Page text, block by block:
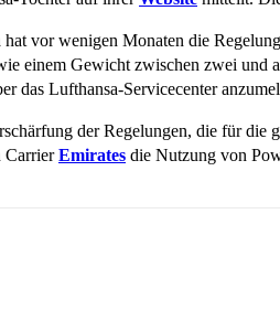
vor wenigen Monaten die
einem Gewicht zwischen zwei und
das Lufthansa-Servicecenter
der Regelungen, die für die
CarrierEmirates die Nutzung von